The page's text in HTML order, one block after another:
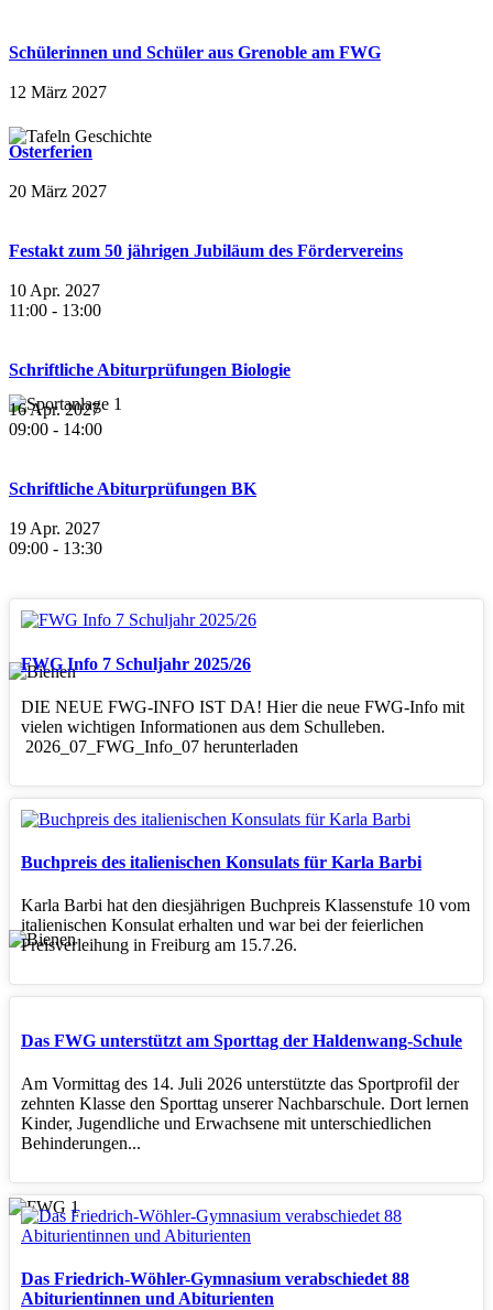
Schülerinnen und Schüler aus Grenoble am FWG
12 März 2027
Osterferien
20 März 2027
Festakt zum 50 jährigen Jubiläum des Fördervereins
10 Apr. 2027
11:00 - 13:00
Schriftliche Abiturprüfungen Biologie
16 Apr. 2027
09:00 - 14:00
Schriftliche Abiturprüfungen BK
19 Apr. 2027
09:00 - 13:30
FWG Info 7 Schuljahr 2025/26
DIE NEUE FWG-INFO IST DA! Hier die neue FWG-Info mit
vielen wichtigen Informationen aus dem Schulleben.
2026_07_FWG_Info_07 herunterladen
Buchpreis des italienischen Konsulats für Karla Barbi
Karla Barbi hat den diesjährigen Buchpreis Klassenstufe 10 vom
italienischen Konsulat erhalten und war bei der feierlichen
Preisverleihung in Freiburg am 15.7.26.
Das FWG unterstützt am Sporttag der Haldenwang-Schule
Am Vormittag des 14. Juli 2026 unterstützte das Sportprofil der
zehnten Klasse den Sporttag unserer Nachbarschule. Dort lernen
Kinder, Jugendliche und Erwachsene mit unterschiedlichen
Behinderungen...
Das Friedrich-Wöhler-Gymnasium verabschiedet 88
Abiturientinnen und Abiturienten